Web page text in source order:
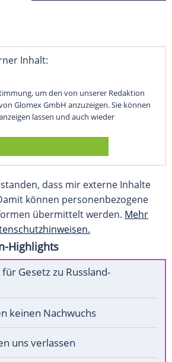
Inhalt:
um den von unserer Redaktion
Glomex GmbH anzuzeigen. Sie können
lassen und auch wieder
dass mir externe Inhalte
können personenbezogene
übermittelt werden. Mehr
Highlights
Gesetz zu Russland-
keinen Nachwuchs
uns verlassen